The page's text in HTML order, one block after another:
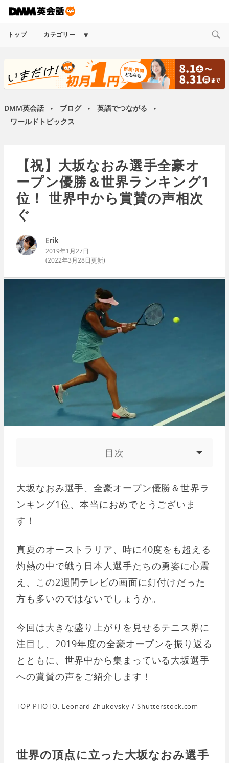
トップ カテゴリー
Expand
menu
DMM英会話 ► ブログ ► 英語でつながる ►
ワールドトピックス
【祝】大坂なおみ選手全豪オ
ープン優勝＆世界ランキング1
位！ 世界中から賞賛の声相次
ぐ
Erik
2019年1月27日
(2022年3月28日更新)
目次
大坂なおみ選手、全豪オープン優勝＆世界ラ
ンキング1位、本当におめでとうございま
す！
真夏のオーストラリア、時に40度をも超える
灼熱の中で戦う日本人選手たちの勇姿に心震
え、この2週間テレビの画面に釘付けだった
方も多いのではないでしょうか。
今回は大きな盛り上がりを見せるテニス界に
注目し、2019年度の全豪オープンを振り返る
とともに、世界中から集まっている大坂選手
への賞賛の声をご紹介します！
TOP PHOTO: Leonard Zhukovsky / Shutterstock.com
世界の頂点に立った大坂なおみ選手